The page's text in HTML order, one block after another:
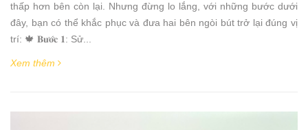
thấp hơn bên còn lại. Nhưng đừng lo lắng, với những bước dưới
đây, bạn có thể khắc phục và đưa hai bên ngòi bút trở lại đúng vị
trí: 🍁 𝐁𝐮̛𝐨̛́𝐜 𝟏: Sử...
Xem thêm